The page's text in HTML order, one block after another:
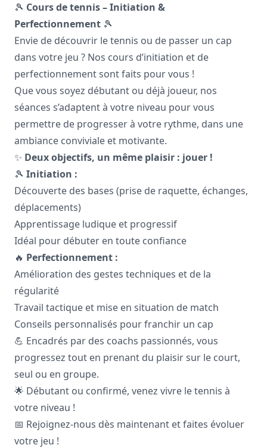
🎾 Cours de tennis – Initiation &
Perfectionnement 🎾
Envie de découvrir le tennis ou de passer un cap
dans votre jeu ? Nos cours d’initiation et de
perfectionnement sont faits pour vous !
Que vous soyez débutant ou déjà joueur, nos
séances s’adaptent à votre niveau pour vous
permettre de progresser à votre rythme, dans une
ambiance conviviale et motivante.
✨ Deux objectifs, un même plaisir : jouer !
🎾 Initiation :
Découverte des bases (prise de raquette, échanges,
déplacements)
Apprentissage ludique et progressif
Idéal pour débuter en toute confiance
🔥 Perfectionnement :
Amélioration des gestes techniques et de la
régularité
Travail tactique et mise en situation de match
Conseils personnalisés pour franchir un cap
💪 Encadrés par des coachs passionnés, vous
progressez tout en prenant du plaisir sur le court,
seul ou en groupe.
🌟 Débutant ou confirmé, venez vivre le tennis à
votre niveau !
📅 Rejoignez-nous dès maintenant et faites évoluer
votre jeu !